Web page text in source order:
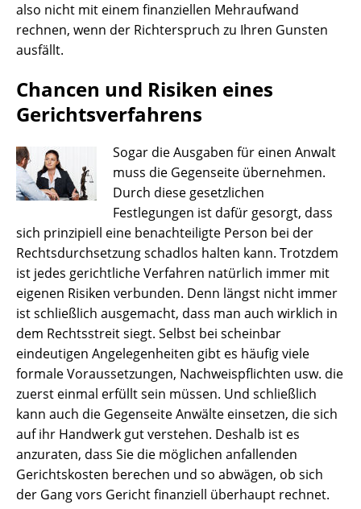
also nicht mit einem finanziellen Mehraufwand
rechnen, wenn der Richterspruch zu Ihren Gunsten
ausfällt.
Chancen und Risiken eines
Gerichtsverfahrens
Sogar die Ausgaben für einen Anwalt
muss die Gegenseite übernehmen.
Durch diese gesetzlichen
Festlegungen ist dafür gesorgt, dass
sich prinzipiell eine benachteiligte Person bei der
Rechtsdurchsetzung schadlos halten kann. Trotzdem
ist jedes gerichtliche Verfahren natürlich immer mit
eigenen Risiken verbunden. Denn längst nicht immer
ist schließlich ausgemacht, dass man auch wirklich in
dem Rechtsstreit siegt. Selbst bei scheinbar
eindeutigen Angelegenheiten gibt es häufig viele
formale Voraussetzungen, Nachweispflichten usw. die
zuerst einmal erfüllt sein müssen. Und schließlich
kann auch die Gegenseite Anwälte einsetzen, die sich
auf ihr Handwerk gut verstehen. Deshalb ist es
anzuraten, dass Sie die möglichen anfallenden
Gerichtskosten berechen und so abwägen, ob sich
der Gang vors Gericht finanziell überhaupt rechnet.